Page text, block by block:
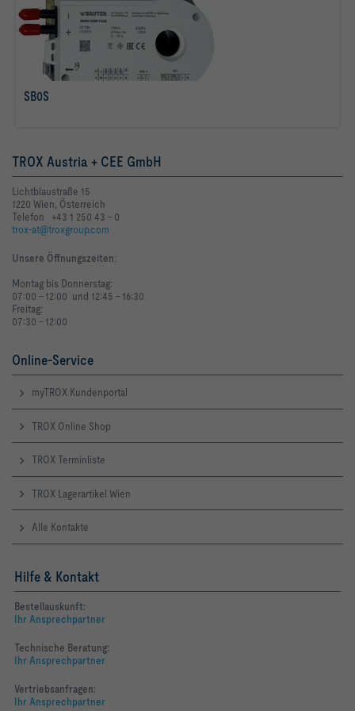
SB0S
TROX Austria + CEE GmbH
Lichtblaustraße 15
1220 Wien, Österreich
Telefon +43 1 250 43 - 0
trox-at@troxgroup.com
Unsere Öffnungszeiten:
Montag bis Donnerstag:
07:00 - 12:00 und 12:45 - 16:30
Freitag:
07:30 - 12:00
Online-Service
myTROX Kundenportal
TROX Online Shop
TROX Terminliste
TROX Lagerartikel Wien
Alle Kontakte
Hilfe & Kontakt
Bestellauskunft:
Ihr Ansprechpartner
Technische Beratung:
Ihr Ansprechpartner
Vertriebsanfragen:
Ihr Ansprechpartner